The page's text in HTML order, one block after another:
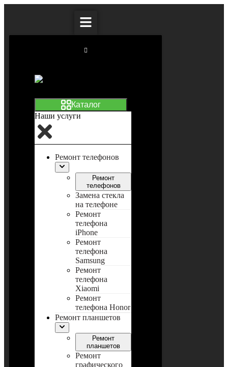
Наши услуги
Ремонт телефонов
Ремонт
телефонов
Замена стекла
на телефоне
Ремонт
телефона
iPhone
Ремонт
телефона
Samsung
Ремонт
телефона
Xiaomi
Ремонт
телефона Honor
Ремонт планшетов
Ремонт
планшетов
Ремонт
графического